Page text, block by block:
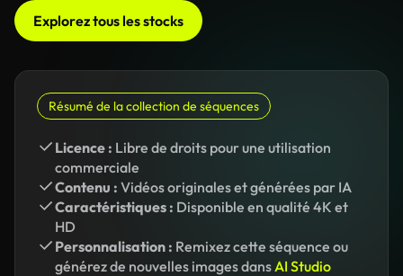
Explorez tous les stocks
Résumé de la collection de séquences
Licence : Libre de droits pour une utilisation
commerciale
Contenu : Vidéos originales et générées par IA
Caractéristiques : Disponible en qualité 4K et
HD
Personnalisation : Remixez cette séquence ou
générez de nouvelles images dansAI Studio